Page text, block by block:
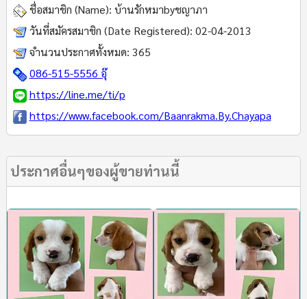
ชื่อสมาชิก (Name): บ้านรักหมาbyชญาภา
วันที่สมัครสมาชิก (Date Registered): 02-04-2013
จำนวนประกาศทั้งหมด: 365
086-515-5556 อุ๊
https://line.me/ti/p
https://www.facebook.com/Baanrakma.By.Chayapa
ประกาศอื่นๆของผู้ขายท่านนี้